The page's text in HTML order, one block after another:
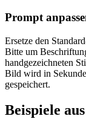
Prompt
Ersetze den
Bitte um
handgezeichneten
Bild wird in
gespeichert.
Beispiele